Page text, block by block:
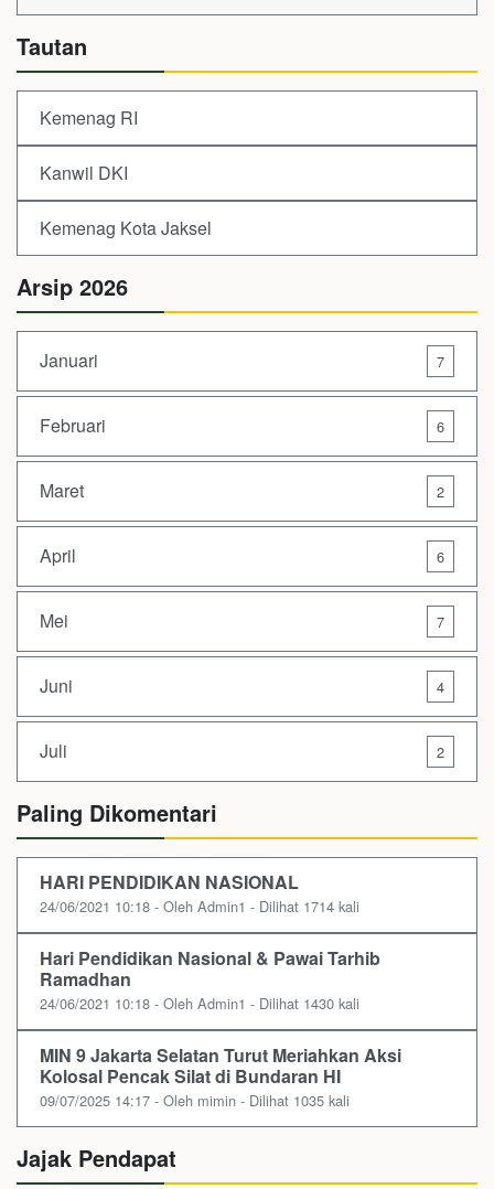
Tautan
Kemenag RI
Kanwil DKI
Kemenag Kota Jaksel
Arsip 2026
Januari 7
Februari 6
Maret 2
April 6
Mei 7
Juni 4
Juli 2
Paling Dikomentari
HARI PENDIDIKAN NASIONAL
24/06/2021 10:18 - Oleh Admin1 - Dilihat 1714 kali
Hari Pendidikan Nasional & Pawai Tarhib
Ramadhan
24/06/2021 10:18 - Oleh Admin1 - Dilihat 1430 kali
MIN 9 Jakarta Selatan Turut Meriahkan Aksi
Kolosal Pencak Silat di Bundaran HI
09/07/2025 14:17 - Oleh mimin - Dilihat 1035 kali
Jajak Pendapat